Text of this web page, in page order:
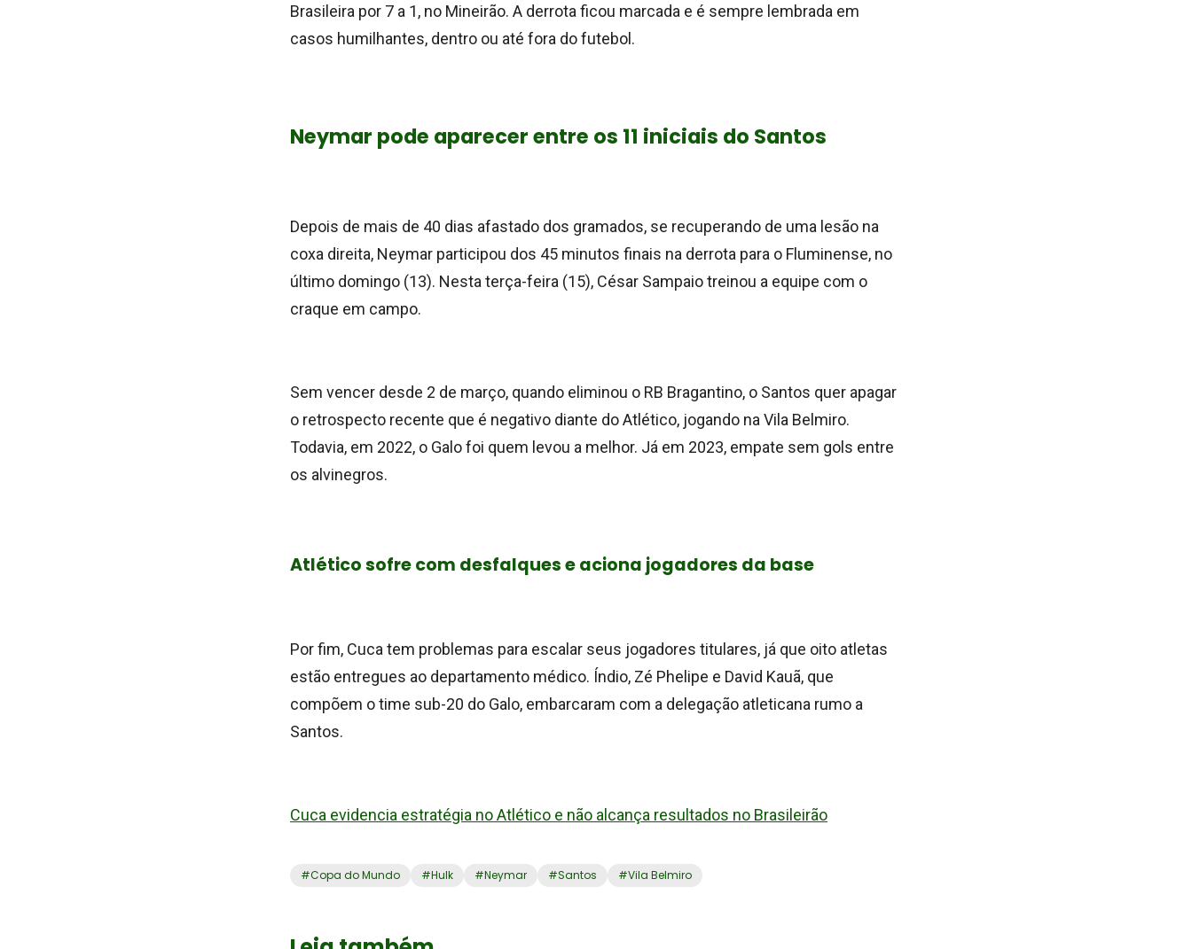
Brasileira por 7 a 1, no Mineirão. A derrota ficou marcada e é sempre lembrada em
casos humilhantes, dentro ou até fora do futebol.
Neymar pode aparecer entre os 11 iniciais do Santos
Depois de mais de 40 dias afastado dos gramados, se recuperando de uma lesão na
coxa direita, Neymar participou dos 45 minutos finais na derrota para o Fluminense, no
último domingo (13). Nesta terça-feira (15), César Sampaio treinou a equipe com o
craque em campo.
Sem vencer desde 2 de março, quando eliminou o RB Bragantino, o Santos quer apagar
o retrospecto recente que é negativo diante do Atlético, jogando na Vila Belmiro.
Todavia, em 2022, o Galo foi quem levou a melhor. Já em 2023, empate sem gols entre
os alvinegros.
Atlético sofre com desfalques e aciona jogadores da base
Por fim, Cuca tem problemas para escalar seus jogadores titulares, já que oito atletas
estão entregues ao departamento médico. Índio, Zé Phelipe e David Kauã, que
compõem o time sub-20 do Galo, embarcaram com a delegação atleticana rumo a
Santos.
Cuca evidencia estratégia no Atlético e não alcança resultados no Brasileirão
#Copa do Mundo #Hulk #Neymar #Santos #Vila Belmiro